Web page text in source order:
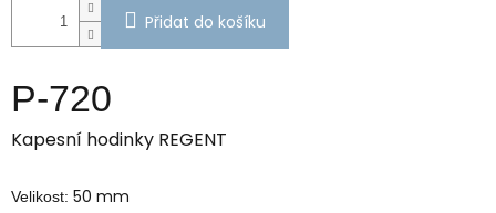
Přidat do košíku
P-720
Kapesní hodinky REGENT
Velikost: 50 mm